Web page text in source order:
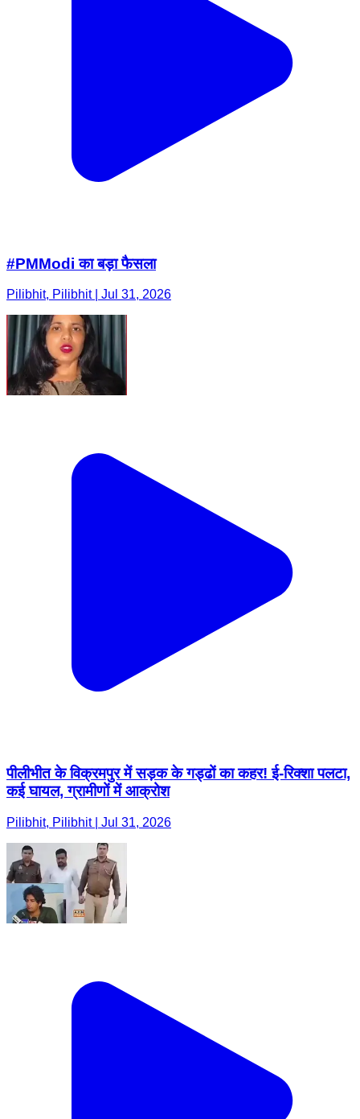
#PMModi का बड़ा फैसला
Pilibhit, Pilibhit | Jul 31, 2026
पीलीभीत के विक्रमपुर में सड़क के गड्ढों का कहर! ई-रिक्शा पलटा,
कई घायल, ग्रामीणों में आक्रोश
Pilibhit, Pilibhit | Jul 31, 2026